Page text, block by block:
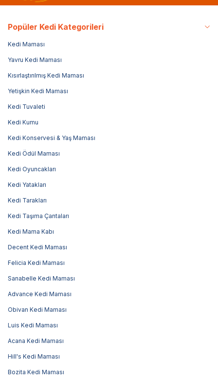
Popüler Kedi Kategorileri
Kedi Maması
Yavru Kedi Maması
Kısırlaştırılmış Kedi Maması
Yetişkin Kedi Maması
Kedi Tuvaleti
Kedi Kumu
Kedi Konservesi & Yaş Maması
Kedi Ödül Maması
Kedi Oyuncakları
Kedi Yatakları
Kedi Tarakları
Kedi Taşıma Çantaları
Kedi Mama Kabı
Decent Kedi Maması
Felicia Kedi Maması
Sanabelle Kedi Maması
Advance Kedi Maması
Obivan Kedi Maması
Luis Kedi Maması
Acana Kedi Maması
Hill's Kedi Maması
Bozita Kedi Maması